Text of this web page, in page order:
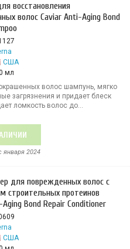
восстановления
волос Caviar Anti-Aging Bond
США
мл
волос шампунь, мягко
загрязнения и придает блеск
ломкость волос до...
января 2024
для поврежденных волос с
строительных протеинов
Bond Repair Conditioner
США